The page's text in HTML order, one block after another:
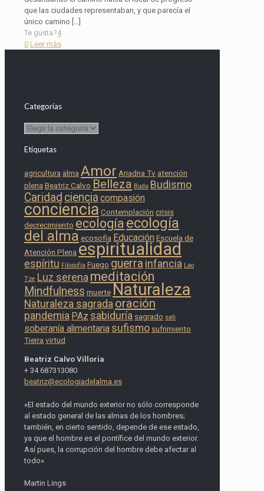
que las ciudades representaban, y que parecía el
único camino […]
Te gusta?4
0 Leer más
Categorías
Categorías
Etiquetas
agricultura alma Amor Ariadna Tv atención
plena Beatriz Calvo Belleza Buda Budismo
Caridad ciencia compasión
conciencia Contemplación crisis
decrecimiento ecología ecología
del alma ecosofía Educación Escuela de
Atención Plena espiritualidad
espíritu Filosofía Fuego guerra infancia Lao
Tze Luz serena meditación
Mindfulness muerte Naturaleza
Naturaleza sagrada oración
pandemia PAz sabiduría sagrado sati
soberanía alimentaria sufismo sufrimiento
Tierra virtud
Beatriz Calvo Villoria
+ 34 687313080
beatriz@ecologiadelalma.es
«El estado del mundo exterior no sólo corresponde
al estado general de las almas de los hombres;
también, en cierto sentido, depende de ese estado,
ya que el hombre es el pontífice del mundo exterior.
Así pues, la corrupción del hombre debe afectar al
todo»
Martin Lings